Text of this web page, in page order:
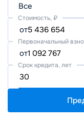
Все
Стоимость, ₽
от
Первоначальный
от
Срок кредита, лет